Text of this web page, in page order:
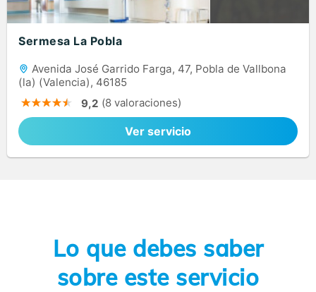
Sermesa La Pobla
Avenida José Garrido Farga, 47, Pobla de Vallbona
(la) (Valencia), 46185
9,2 (8 valoraciones)
Ver servicio
Lo que debes saber
sobre este servicio